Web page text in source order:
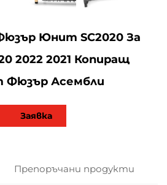
Юнит SC2020 За
2022 2021 Копиращ
Фюзър Асембли
Заявка
Препоръчани продукти